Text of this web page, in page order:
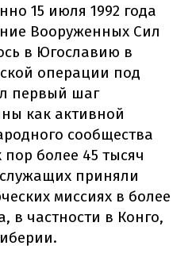
15 июля 1992 года
Вооруженных Сил
в Югославию в
операции под
первый шаг
как активной
сообщества
пор более 45 тысяч
приняли
миссиях в более
в частности в Конго,